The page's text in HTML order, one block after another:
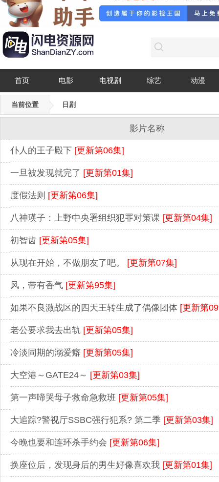
首页 电影 电视剧 综艺 动漫
当前位置 日剧
影片名称
仆人的王子殿下 [更新第06集]
一旦被发现就完了 [更新第01集]
度假法则 [更新第06集]
八神瑛子：上野中央署组织犯罪对策课 [更新第04集]
初智齿 [更新第05集]
从现在开始，不做朋友了吧。 [更新第07集]
风，带有香气 [更新第95集]
如果不良激战区的四天王转生成了偶像团体 [更新第
老公要求我去出轨 [更新第05集]
冷淡同期的溺爱癖 [更新第05集]
大空港～GATE24～ [更新第03集]
第一声啼哭母子救命急救班 [更新第05集]
大追踪?警视厅SSBC强行犯系? 第二季 [更新第03集]
今晚也要和连环杀手约会 [更新第06集]
换座位后，发现身后的男生好像喜欢我 [更新第01集]